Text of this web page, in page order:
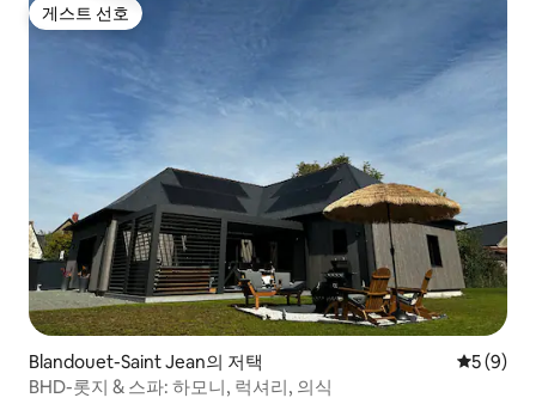
게스트 선호
게스트 선호
Blandouet-Saint Jean의 저택 평점 5점
5 (9)
BHD-롯지 & 스파: 하모니, 럭셔리, 의식